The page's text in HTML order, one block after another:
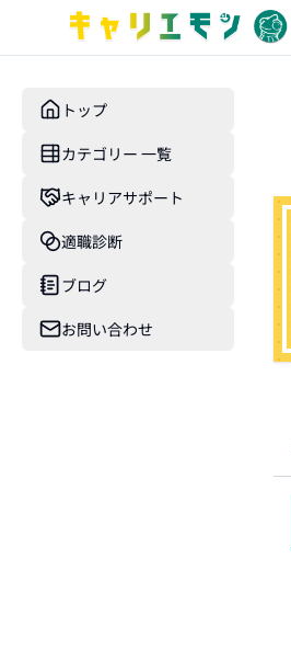
トップ
カテゴリー 一覧
キャリアサポート
適職診断
ブログ
お問い合わせ